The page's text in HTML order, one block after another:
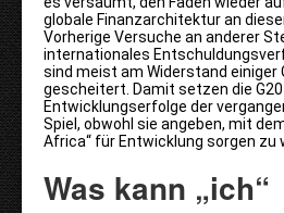
globale Finanzarchitektur an
Vorherige Versuche an anderer
internationales
sind meist am Widerstand einiger
gescheitert. Damit setzen die G20
Entwicklungserfolge der
Spiel, obwohl sie angeben, mit
Africa“ für Entwicklung sorgen zu
Was kann „ich“